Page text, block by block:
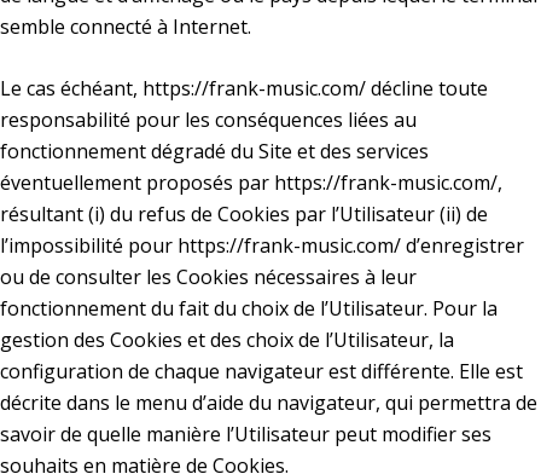
semble connecté à Internet.
Le cas échéant, https://frank-music.com/décline toute
responsabilité pour les conséquences liées au
fonctionnement dégradé du Site et des services
éventuellement proposés par https://frank-music.com/,
résultant (i) du refus de Cookies par l’Utilisateur (ii) de
l’impossibilité pour https://frank-music.com/d’enregistrer
ou de consulter les Cookies nécessaires à leur
fonctionnement du fait du choix de l’Utilisateur. Pour la
gestion des Cookies et des choix de l’Utilisateur, la
configuration de chaque navigateur est différente. Elle est
décrite dans le menu d’aide du navigateur, qui permettra de
savoir de quelle manière l’Utilisateur peut modifier ses
souhaits en matière de Cookies.